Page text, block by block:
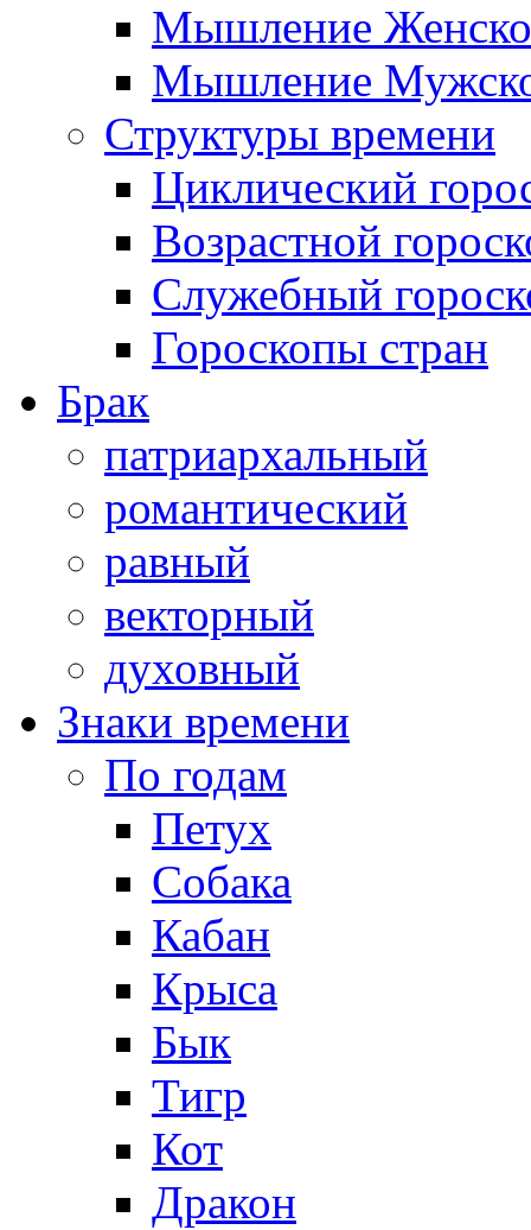
Мышление
Мышление
Структуры времени
Циклический
Возрастной
Служебный
Гороскопы стран
Брак
патриархальный
романтический
равный
векторный
духовный
Знаки времени
По годам
Петух
Собака
Кабан
Крыса
Бык
Тигр
Кот
Дракон